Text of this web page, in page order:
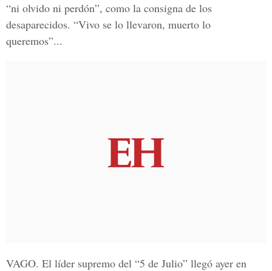
“ni olvido ni perdón”, como la consigna de los
desaparecidos. “Vivo se lo llevaron, muerto lo
queremos”...
VAGO. El líder supremo del “5 de Julio” llegó ayer en